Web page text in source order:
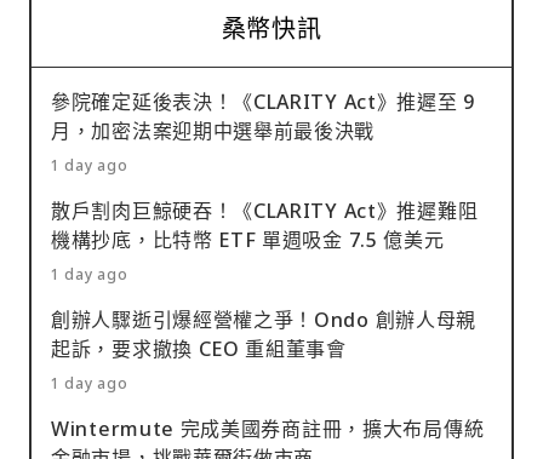
桑幣快訊
參院確定延後表決！《CLARITY Act》推遲至 9
月，加密法案迎期中選舉前最後決戰
1 day ago
散戶割肉巨鯨硬吞！《CLARITY Act》推遲難阻
機構抄底，比特幣 ETF 單週吸金 7.5 億美元
1 day ago
創辦人驟逝引爆經營權之爭！Ondo 創辦人母親
起訴，要求撤換 CEO 重組董事會
1 day ago
Wintermute 完成美國券商註冊，擴大布局傳統